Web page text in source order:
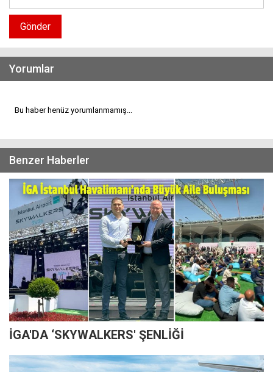
Gönder
Yorumlar
Bu haber henüz yorumlanmamış...
Benzer Haberler
İGA'DA ‘SKYWALKERS' ŞENLİĞİ